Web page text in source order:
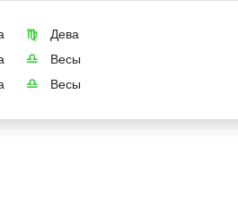
♍
Дева
♎
Весы
♎ Весы